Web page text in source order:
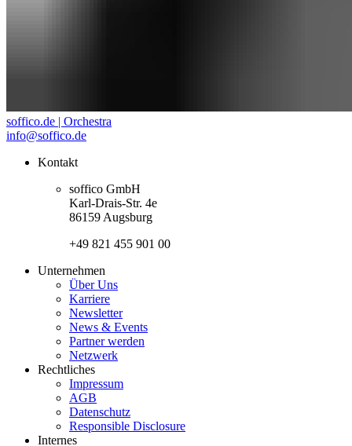
soffico.de | Orchestra
info@soffico.de
Kontakt
soffico GmbH
Karl-Drais-Str. 4e
86159 Augsburg
+49 821 455 901 00
Unternehmen
Über Uns
Karriere
Newsletter
News & Events
Partner werden
Netzwerk
Rechtliches
Impressum
AGB
Datenschutz
Responsible Disclosure
Internes